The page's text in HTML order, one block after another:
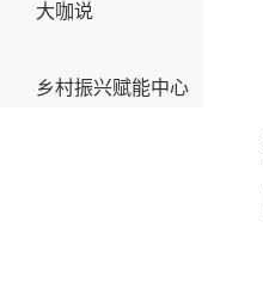
大咖说
乡村振兴赋能中心